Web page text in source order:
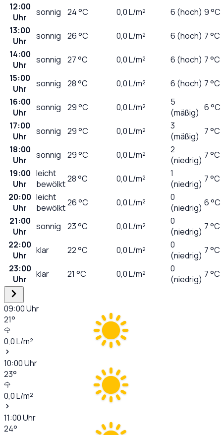
12:00
Uhr
sonnig 24°C 0,0L/m² 6 (hoch) 9 °C
13:00
Uhr
sonnig 26°C 0,0L/m² 6 (hoch) 7 °C
14:00
Uhr
sonnig 27°C 0,0L/m² 6 (hoch) 7 °C
15:00
Uhr
sonnig 28°C 0,0L/m² 6 (hoch) 7 °C
16:00
Uhr
sonnig 29°C 0,0L/m²
5
(mäßig) 6 °C
17:00
Uhr
sonnig 29°C 0,0L/m²
3
(mäßig) 7 °C
18:00
Uhr
sonnig 29°C 0,0L/m²
2
(niedrig) 7 °C
19:00
Uhr
leicht
bewölkt28°C 0,0L/m²
1
(niedrig) 7 °C
20:00
Uhr
leicht
bewölkt26°C 0,0L/m²
0
(niedrig) 6 °C
21:00
Uhr
sonnig 23°C 0,0L/m²
0
(niedrig) 7 °C
22:00
Uhr
klar 22°C 0,0L/m²
0
(niedrig) 7 °C
23:00
Uhr
klar 21 °C 0,0L/m²
0
(niedrig) 7 °C
09:00Uhr
21°
0,0L/m²
10:00Uhr
23°
0,0L/m²
11:00Uhr
24°